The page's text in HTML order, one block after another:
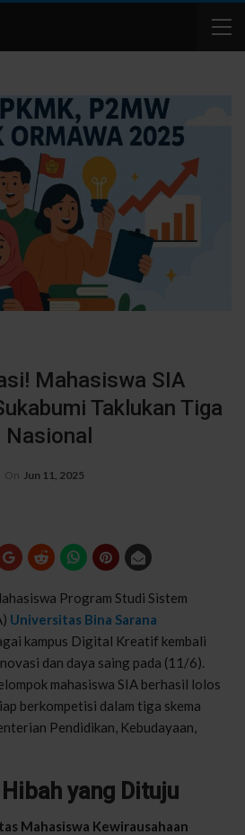
Mahasiswa SIA
Taklukan Tiga
Nasional
On Jun 11, 2025
Program Studi Sistem
Universitas Bina Sarana
kampus Digital Kreatif kembali
dan daya saing pada (11/6).
mahasiswa SIA berhasil lolos
berkompetisi dalam tiga skema
Pendidikan, Kebudayaan,
yang Dituju
Mahasiswa Kewirausahaan